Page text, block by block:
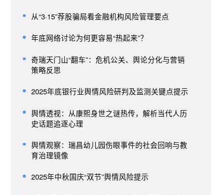
从“3·15”荐股骗局看金融机构风险管理要点
年底网络讨论为何更容易“热起来”？
奇瑞天门山“翻车”：危机公关、舆论分化与营销
策略反思
2025年底银行业舆情风险研判及监测关键点提示
舆情透视：从康熙身世之谜热传，解析当代人历
史话题追逐心理
舆情观察：瑞昌幼儿园伤眼事件的社会回响与教
育治理镜像
2025年中秋国庆“双节”舆情风险提示